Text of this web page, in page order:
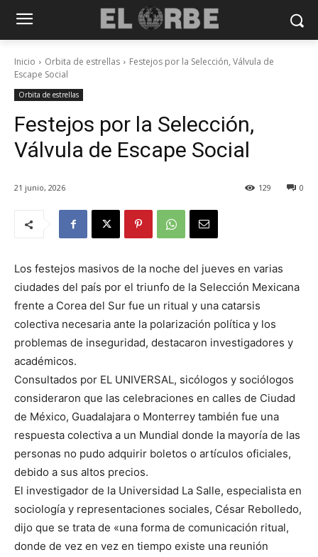
Inicio Orbita de estrellas
Festejos por la Selección, Válvula de
Escape Social
Orbita de estrellas
Festejos por la Selección,
Válvula de Escape Social
21 junio, 2026 0
129
Los festejos masivos de la noche del jueves en varias
ciudades del país por el triunfo de la Selección Mexicana
frente a Corea del Sur fue un ritual y una catarsis
colectiva necesaria ante la polarización política y los
problemas de inseguridad, destacaron investigadores y
académicos.
Consultados por EL UNIVERSAL, sicólogos y sociólogos
consideraron que las celebraciones en calles de Ciudad
de México, Guadalajara o Monterrey también fue una
respuesta colectiva a un Mundial donde la mayoría de las
personas no pudo adquirir boletos o artículos oficiales,
debido a sus altos precios.
El investigador de la Universidad La Salle, especialista en
sociología y representaciones sociales, César Rebolledo,
dijo que se trata de «una forma de comunicación ritual,
donde de vez en vez en tiempo existe una reunión